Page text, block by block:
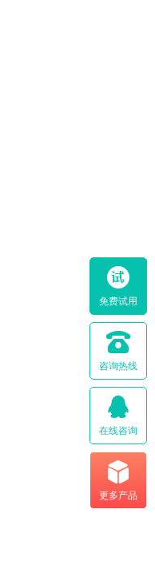
免费试用
咨询热线
在线咨询
更多产品